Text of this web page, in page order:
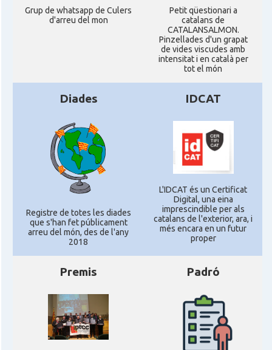
Grup de whatsapp de Culers
d'arreu del mon
Petit qüestionari a
catalans de
CATALANSALMON.
Pinzellades d'un grapat
de vides viscudes amb
intensitat i en català per
tot el món
Diades
Registre de totes les diades
que s'han fet públicament
arreu del món, des de l'any
2018
IDCAT
L'IDCAT és un Certificat
Digital, una eina
imprescindible per als
catalans de l'exterior, ara, i
més encara en un futur
proper
Premis Padró